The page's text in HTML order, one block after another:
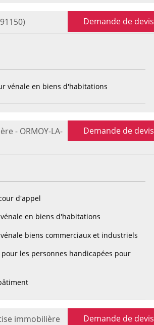
Demande de devis
vénale en biens d'habitations
- ORMOY-LA-
Demande de devis
d'appel
en biens d'habitations
biens commerciaux et industriels
les personnes handicapées pour
immobilière
Demande de devis